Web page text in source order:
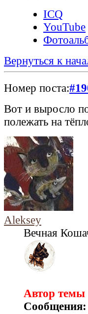
ICQ
YouTube
Вернуться к
Номер поста:
Вот и выросло
полежать на
Aleksey
Вечная
Автор темы
Сообщения: